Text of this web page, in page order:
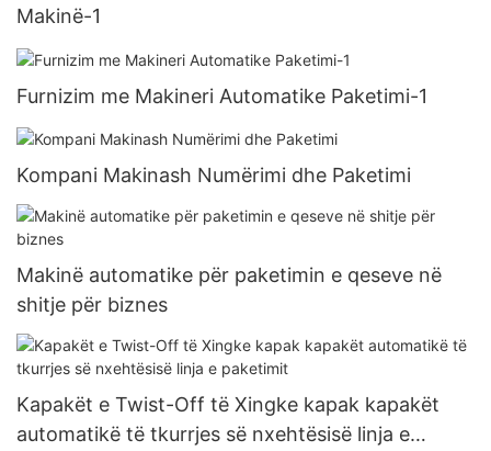
Makinë-1
Furnizim me Makineri Automatike Paketimi-1
Kompani Makinash Numërimi dhe Paketimi
Makinë automatike për paketimin e qeseve në
shitje për biznes
Kapakët e Twist-Off të Xingke kapak kapakët
automatikë të tkurrjes së nxehtësisë linja e